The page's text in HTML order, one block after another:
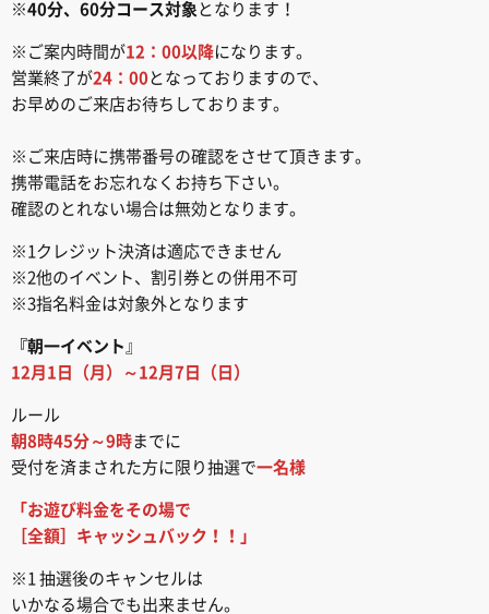
※40分、60分コース対象 となります！
※ご案内時間が12：00以降になります。
営業終了が24：00となっておりますので、
お早めのご来店お待ちしております。
※ご来店時に携帯番号の確認をさせて頂きます。
携帯電話をお忘れなくお持ち下さい。
確認のとれない場合は無効となります。
※1クレジット決済は適応できません
※2他のイベント、割引券との併用不可
※3指名料金は対象外となります
『朝一イベント 』
12月1日（月）～12月7日（日）
ルール
朝8時45分～9時までに
受付を済まされた方に限り抽選で一名様
「お遊び料金をその場で
［全額］キャッシュバック！！」
※1 抽選後のキャンセルは
いかなる場合でも出来ません。